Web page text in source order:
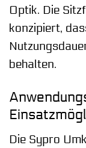
Optik. Die
konzipiert,
behalten.
Die Sypro